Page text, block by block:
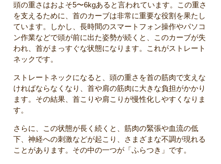
頭の重さはおよそ5〜6kgあると言われています。この重さ
を支えるために、首のカーブは非常に重要な役割を果たし
ています。しかし、長時間のスマートフォン操作やパソコ
ン作業などで頭が前に出た姿勢が続くと、このカーブが失
われ、首がまっすぐな状態になります。これがストレート
ネックです。
ストレートネックになると、頭の重さを首の筋肉で支えな
ければならなくなり、首や肩の筋肉に大きな負担がかかり
ます。その結果、首こりや肩こりが慢性化しやすくなりま
す。
さらに、この状態が長く続くと、筋肉の緊張や血流の低
下、神経への刺激などが起こり、さまざまな不調が現れる
ことがあります。その中の一つが「ふらつき」です。